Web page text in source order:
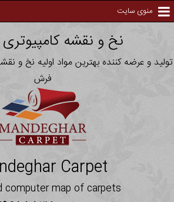
منوی سایت
نخ و نقشه کامپیوتری
تولید و عرضه کننده بهترین مواد اولیه نخ و
فرش
Carpet
computer map of carpets